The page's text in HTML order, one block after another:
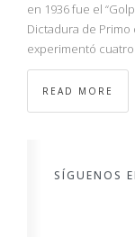
en 1936 fue el
Dictadura de Primo
experimentó
READ MORE
SÍGUENOS